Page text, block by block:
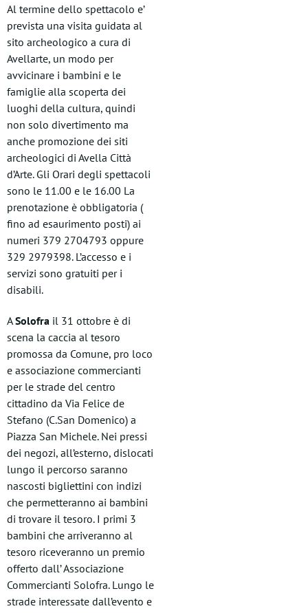
Al termine dello spettacolo e’
prevista una visita guidata al
sito archeologico a cura di
Avellarte, un modo per
avvicinare i bambini e le
famiglie alla scoperta dei
luoghi della cultura, quindi
non solo divertimento ma
anche promozione dei siti
archeologici di Avella Città
d’Arte. Gli Orari degli spettacoli
sono le 11.00 e le 16.00 La
prenotazione è obbligatoria (
fino ad esaurimento posti) ai
numeri 379 2704793 oppure
329 2979398. L’accesso e i
servizi sono gratuiti per i
disabili.
ASolofra il 31 ottobre è di
scena la caccia al tesoro
promossa da Comune, pro loco
e associazione commercianti
per le strade del centro
cittadino da Via Felice de
Stefano (C.San Domenico) a
Piazza San Michele. Nei pressi
dei negozi, all’esterno, dislocati
lungo il percorso saranno
nascosti bigliettini con indizi
che permetteranno ai bambini
di trovare il tesoro. I primi 3
bambini che arriveranno al
tesoro riceveranno un premio
offerto dall’ Associazione
Commercianti Solofra. Lungo le
strade interessate dall’evento e